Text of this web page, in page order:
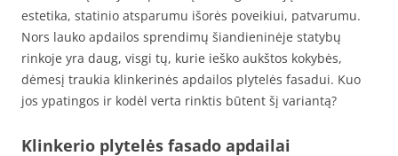
estetika, statinio atsparumu išorės poveikiui, patvarumu.
Nors lauko apdailos sprendimų šiandieninėje statybų
rinkoje yra daug, visgi tų, kurie ieško aukštos kokybės,
dėmesį traukia klinkerinės apdailos plytelės fasadui. Kuo
jos ypatingos ir kodėl verta rinktis būtent šį variantą?
Klinkerio plytelės fasado apdailai